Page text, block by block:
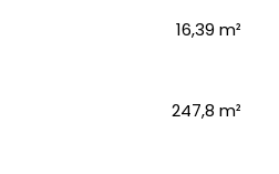
16,39 m²
247,8 m²